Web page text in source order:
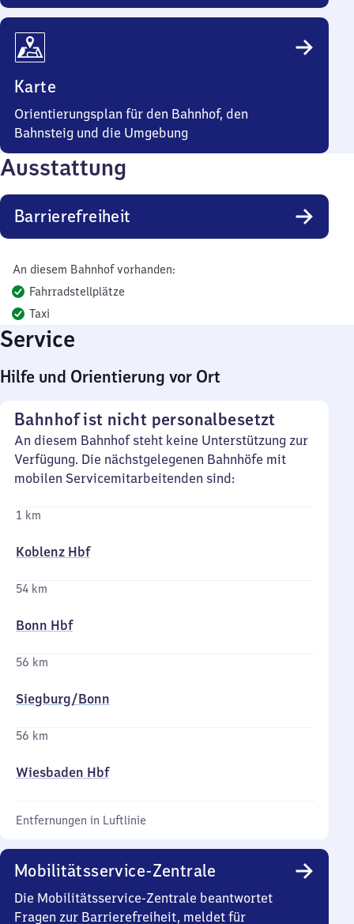
Karte
Orientierungsplan für den Bahnhof, den
Bahnsteig und die Umgebung
Ausstattung
Barrierefreiheit
An diesem Bahnhof vorhanden:
Fahrradstellplätze
Taxi
Service
Hilfe und Orientierung vor Ort
Bahnhof ist nicht personalbesetzt
An diesem Bahnhof steht keine Unterstützung zur
Verfügung. Die nächstgelegenen Bahnhöfe mit
mobilen Servicemitarbeitenden sind:
1 km
Koblenz Hbf
54 km
Bonn Hbf
56 km
Siegburg/​Bonn
56 km
Wiesbaden Hbf
Entfernungen in Luftlinie
Mobilitätsservice-Zentrale
Die Mobilitätsservice-Zentrale beantwortet
Fragen zur Barrierefreiheit, meldet für